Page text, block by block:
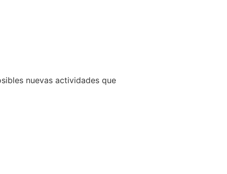
nuevas actividades que